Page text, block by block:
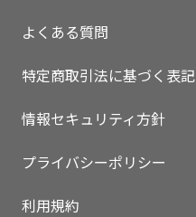
よくある質問
特定商取引法に基づく表記
情報セキュリティ方針
プライバシーポリシー
利用規約